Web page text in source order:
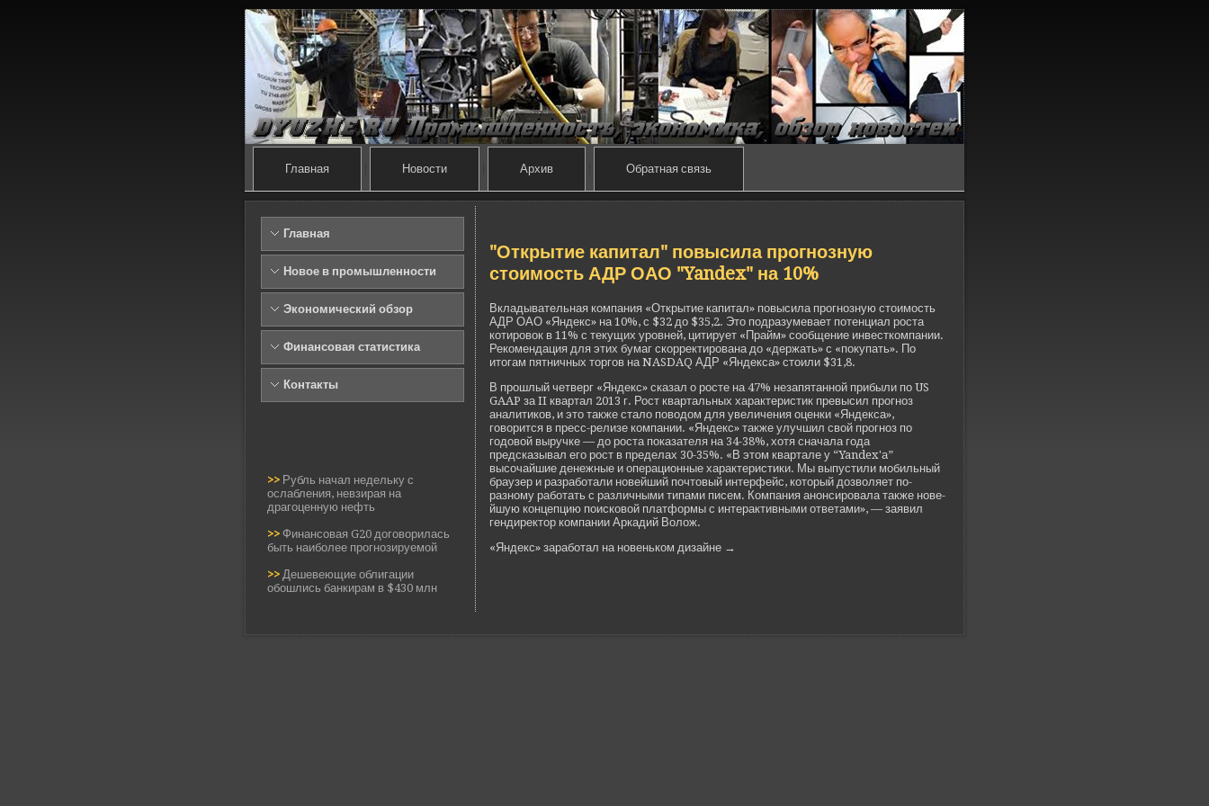
Главная Новости Архив Обратная связь
Главная
Новое в промышленности
Экономический обзор
Финансовая статистика
Контакты
>> Рубль начал недельку с
ослабления, невзирая на
драгоценную нефть
>> Финансовая G20 договорилась
быть наиболее прогнозируемой
>> Дешевеющие облигации
обошлись банкирам в $430 млн
"Открытие капитал" повысила прогнозную
стоимость АДР ОАО "Yandex" на 10%
Вкладывательная компания «Открытие капитал» повысила прогнозную стоимость
АДР ОАО «Янде­кс» на 10%, с $32 до $35,2. Это подразумевает потенциал роста
котировок в 11% с текущих уровней, цитирует «Прайм» сообщение инве­сткомпании.
Рекомендация для этих бумаг скорректирована до «де­ржать» с «покупать». По
итогам пятничных торгов на NASDAQ АДР «Янде­кса» стоили $31,8.
В прошлый четве­рг «Янде­кс» сказал о росте на 47% незапятанной прибыли по US
GAAP за II квартал 2013 г. Рост квартальных характеристик превысил прогноз
аналитиков, и это также стало поводом для уве­личения оценки «Янде­кса»,
говорится в пресс-релизе компании. «Янде­кс» также улучшил свой прогноз по
годовой выручке — до роста показателя на 34-38%, хотя сначала года
предсказывал его рост в преде­лах 30-35%. «В этом квартале у “Yandex'а”
высочайшие де­нежные и операционные характеристики. Мы выпустили моби­льный
браузер и разработали нове­йший почтовый интерфейс, который дозволяет по-
разному работать с различными типами писем. Компания анонсировала также нове­
йшую концепцию поисковой платформы с интерактивными отве­тами», — заявил
гендиректор компании Аркадий Волож.
«Янде­кс» заработал на нове­ньком дизайне →